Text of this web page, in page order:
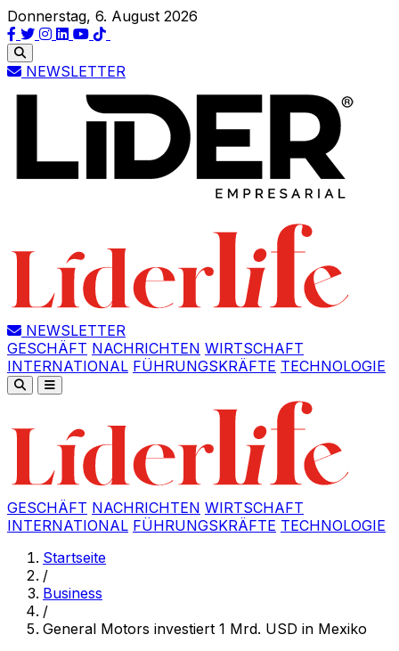
Donnerstag, 6. August 2026
NEWSLETTER
NEWSLETTER
GESCHÄFT NACHRICHTEN WIRTSCHAFT
INTERNATIONAL FÜHRUNGSKRÄFTE TECHNOLOGIE
GESCHÄFT NACHRICHTEN WIRTSCHAFT
INTERNATIONAL FÜHRUNGSKRÄFTE TECHNOLOGIE
Startseite
/
Business
/
General Motors investiert 1 Mrd. USD in Mexiko